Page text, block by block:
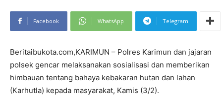
Facebook WhatsApp Telegram
Beritaibukota.com,KARIMUN – Polres Karimun dan jajaran
polsek gencar melaksanakan sosialisasi dan memberikan
himbauan tentang bahaya kebakaran hutan dan lahan
(Karhutla) kepada masyarakat, Kamis (3/2).